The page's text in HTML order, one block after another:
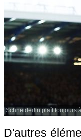
Schneiderlin plaît toujours
D'autres